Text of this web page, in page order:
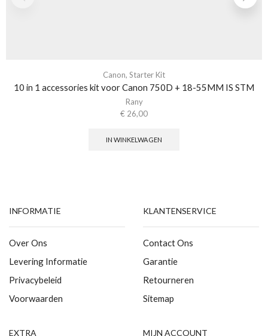
Canon, Starter Kit
10 in 1 accessories kit voor Canon 750D + 18-55MM IS STM
Rany
€ 26,00
IN WINKELWAGEN
INFORMATIE
Over Ons
Levering Informatie
Privacybeleid
Voorwaarden
KLANTENSERVICE
Contact Ons
Garantie
Retourneren
Sitemap
EXTRA MIJN ACCOUNT